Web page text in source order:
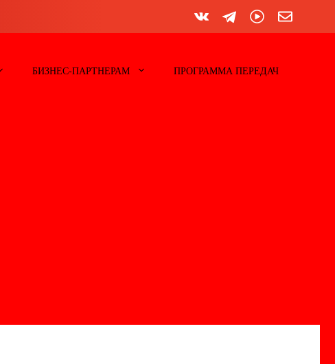
БИЗНЕС-ПАРТНЕРАМ ПРОГРАММА ПЕРЕДАЧ